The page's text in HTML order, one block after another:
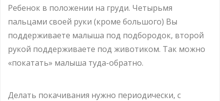
Ребенок в положении на груди. Четырьмя
пальцами своей руки (кроме большого) Вы
поддерживаете малыша под подбородок, второй
рукой поддерживаете под животиком. Так можно
«покатать» малыша туда-обратно.
Делать покачивания нужно периодически, с